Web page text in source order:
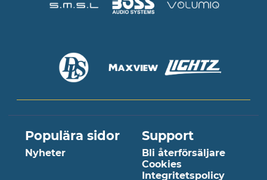
Populära sidor
Nyheter
Support
Bli återförsäljare
Cookies
Integritetspolicy